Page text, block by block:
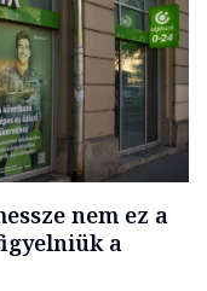
nem ez a
a